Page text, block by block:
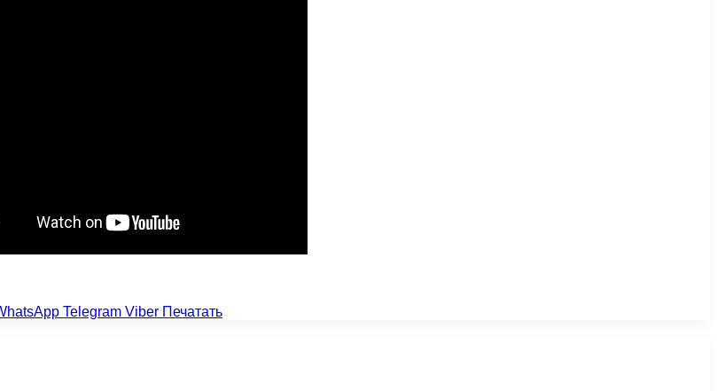
Telegram Viber Печатать